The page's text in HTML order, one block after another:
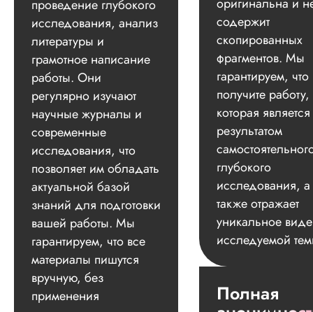
проведение глубокого
исследования, анализ
литературы и
грамотное написание
работы. Они
регулярно изучают
научные журналы и
современные
исследования, что
позволяет им обладать
актуальной базой
знаний для подготовки
вашей работы. Мы
гарантируем, что все
материалы пишутся
вручную, без
применения
содержит
скопированных
фрагментов. Мы
гарантируем,
получите работу,
которая является
результатом
глубокого
исследования, а
также отражает
уникальное
исследуемой
Полная